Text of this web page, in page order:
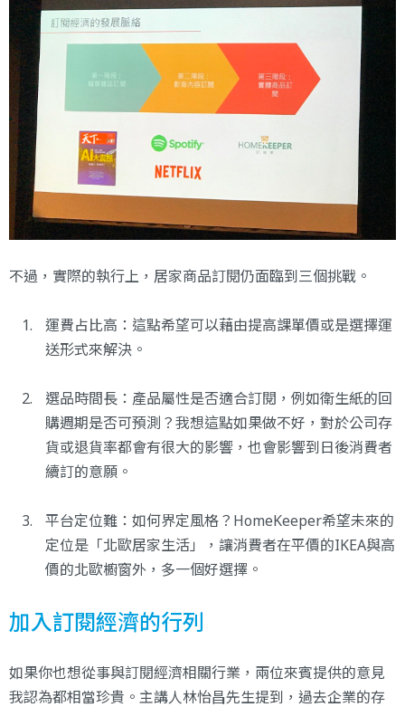
不過，實際的執行上，居家商品訂閱仍面臨到三個挑戰。
運費占比高：這點希望可以藉由提高課單價或是選擇運
送形式來解決。
選品時間長：產品屬性是否適合訂閱，例如衛生紙的回
購週期是否可預測？我想這點如果做不好，對於公司存
貨或退貨率都會有很大的影響，也會影響到日後消費者
續訂的意願。
平台定位難：如何界定風格？HomeKeeper希望未來的
定位是「北歐居家生活」，讓消費者在平價的IKEA與高
價的北歐櫥窗外，多一個好選擇。
加入訂閱經濟的行列
如果你也想從事與訂閱經濟相關行業，兩位來賓提供的意見
我認為都相當珍貴。主講人林怡昌先生提到，過去企業的存